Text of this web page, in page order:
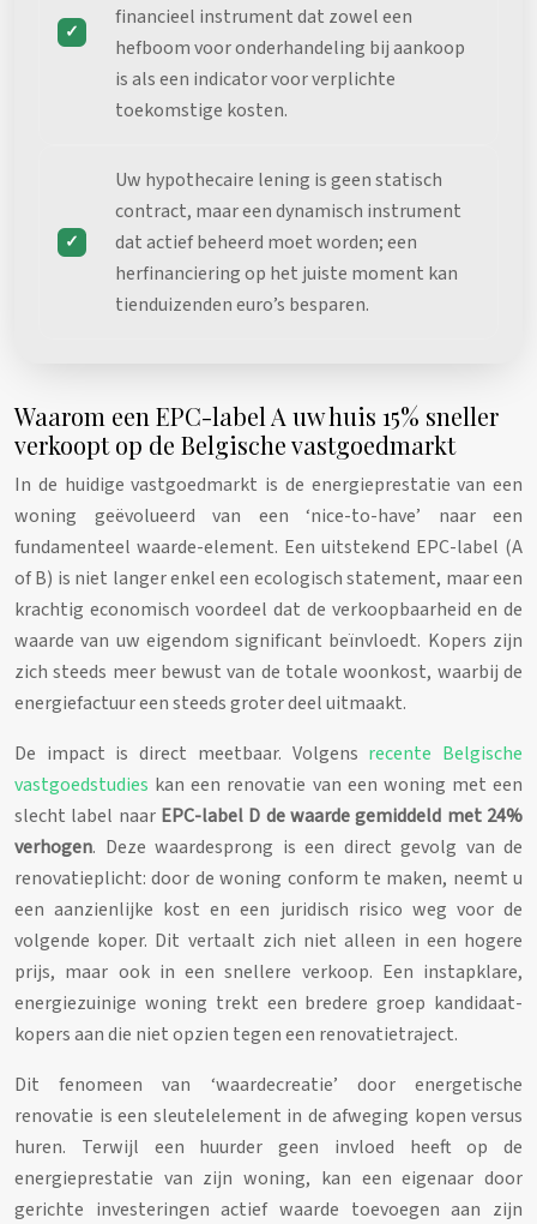
financieel instrument dat zowel een
hefboom voor onderhandeling bij aankoop
is als een indicator voor verplichte
toekomstige kosten.
Uw hypothecaire lening is geen statisch
contract, maar een dynamisch instrument
dat actief beheerd moet worden; een
herfinanciering op het juiste moment kan
tienduizenden euro’s besparen.
Waarom een EPC-label A uw huis 15% sneller
verkoopt op de Belgische vastgoedmarkt
In de huidige vastgoedmarkt is de energieprestatie van een
woning geëvolueerd van een ‘nice-to-have’ naar een
fundamenteel waarde-element. Een uitstekend EPC-label (A
of B) is niet langer enkel een ecologisch statement, maar een
krachtig economisch voordeel dat de verkoopbaarheid en de
waarde van uw eigendom significant beïnvloedt. Kopers zijn
zich steeds meer bewust van de totale woonkost, waarbij de
energiefactuur een steeds groter deel uitmaakt.
De impact is direct meetbaar. Volgens recente Belgische
vastgoedstudies kan een renovatie van een woning met een
slecht label naar EPC-label D de waarde gemiddeld met 24%
verhogen. Deze waardesprong is een direct gevolg van de
renovatieplicht: door de woning conform te maken, neemt u
een aanzienlijke kost en een juridisch risico weg voor de
volgende koper. Dit vertaalt zich niet alleen in een hogere
prijs, maar ook in een snellere verkoop. Een instapklare,
energiezuinige woning trekt een bredere groep kandidaat-
kopers aan die niet opzien tegen een renovatietraject.
Dit fenomeen van ‘waardecreatie’ door energetische
renovatie is een sleutelelement in de afweging kopen versus
huren. Terwijl een huurder geen invloed heeft op de
energieprestatie van zijn woning, kan een eigenaar door
gerichte investeringen actief waarde toevoegen aan zijn